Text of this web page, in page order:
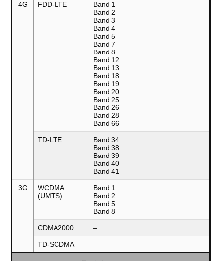
4G FDD-LTE
Band 1
Band 2
Band 3
Band 4
Band 5
Band 7
Band 8
Band 12
Band 13
Band 18
Band 19
Band 20
Band 25
Band 26
Band 28
Band 66
TD-LTE
Band 34
Band 38
Band 39
Band 40
Band 41
3G
WCDMA
(UMTS)
Band 1
Band 2
Band 5
Band 8
CDMA2000 –
TD-SCDMA –